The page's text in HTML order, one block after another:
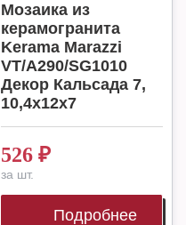
Мозаика из
керамогранита
Kerama Marazzi
VT/A290/SG1010
Декор Кальсада 7,
10,4x12x7
526 ₽
за шт.
Подробнее